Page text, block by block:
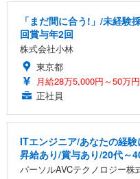
「まだ間に合う!」/未経験
回賞与年2回
株式会社小林
東京都
月給28万5,000円～50万円
正社員
ITエンジニア/あなたの経
昇給あり/賞与あり/20代～
パーソルAVCテクノロジー株